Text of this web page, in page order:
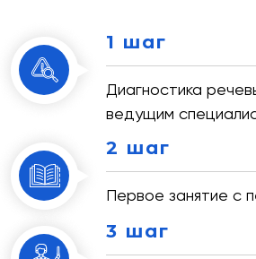
1 шаг
Диагностика
ведущим
2 шаг
Первое занятие с
3 шаг